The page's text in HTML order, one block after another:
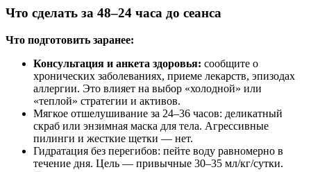
Что сделать за 48–24 часа до сеанса
Что подготовить заранее:
Консультация и анкета здоровья: сообщите о
хронических заболеваниях, приеме лекарств, эпизодах
аллергии. Это влияет на выбор «холодной» или
«теплой» стратегии и активов.
Мягкое отшелушивание за 24–36 часов: деликатный
скраб или энзимная маска для тела. Агрессивные
пилинги и жесткие щетки — нет.
Гидратация без перегибов: пейте воду равномерно в
течение дня. Цель — привычные 30–35 мл/кг/сутки.